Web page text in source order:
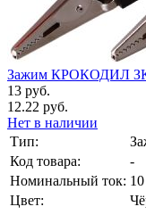
Зажим КРОКОДИЛ
13 руб.
12.22 руб.
Нет в наличии
Тип:
Код товара:
-
Номинальный ток:
Цвет: